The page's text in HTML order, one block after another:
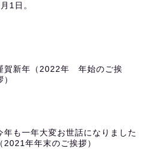
1日。
賀新年（2022年 年始のご挨
）
年も一年大変お世話になりました
（2021年年末のご挨拶）